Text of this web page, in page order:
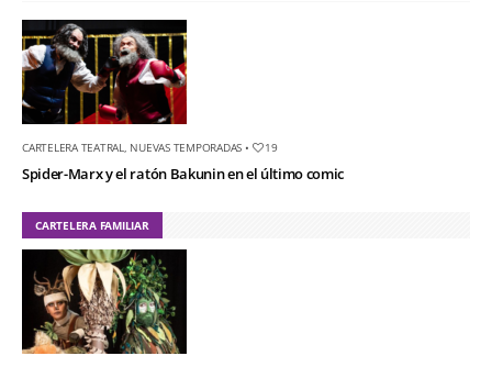
CARTELERA TEATRAL NUEVAS TEMPORADAS • 19
Spider-Marx y el ratón Bakunin en el último comic
CARTELERA FAMILIAR